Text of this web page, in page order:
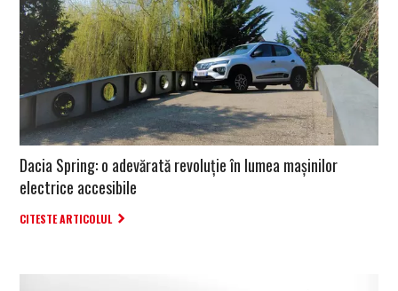
Dacia Spring: o adevărată revoluție în lumea mașinilor
electrice accesibile
CITESTE ARTICOLUL